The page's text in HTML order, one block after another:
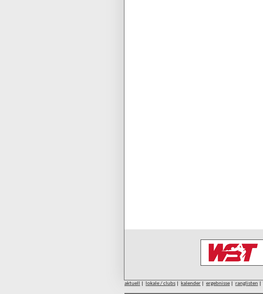
aktuell lokale / clubs kalender ergebnisse ranglisten